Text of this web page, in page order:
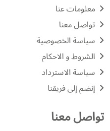
معلومات عنا
تواصل معنا
سياسة الخصوصية
الشروط و الاحكام
سياسة الاسترداد
إنضم إلى فريقنا
تواصل معنا